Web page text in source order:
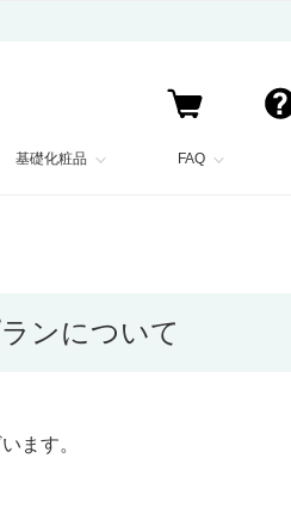
基礎化粧品 FAQ
ンについて
ます。